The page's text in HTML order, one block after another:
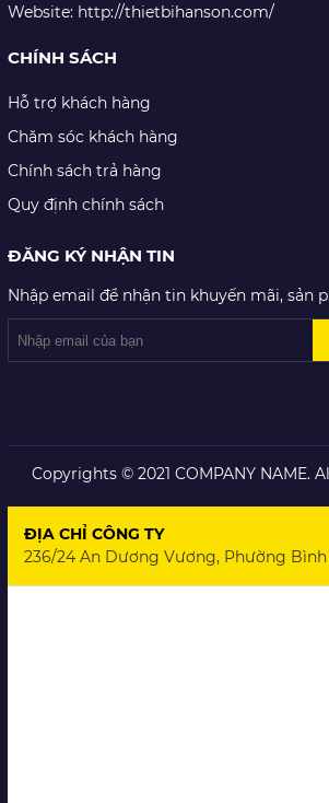
Website: http://thietbihanson.com/
CHÍNH SÁCH
Hỗ trợ khách hàng
Chăm sóc khách hàng
Chính sách trả hàng
Quy định chính sách
ĐĂNG KÝ NHẬN TIN
Nhập email để nhận tin khuyến mãi, sản
Copyrights © 2021 COMPANY NAME.
ĐỊA CHỈ CÔNG TY
236/24 An Dương Vương, Phường Bình